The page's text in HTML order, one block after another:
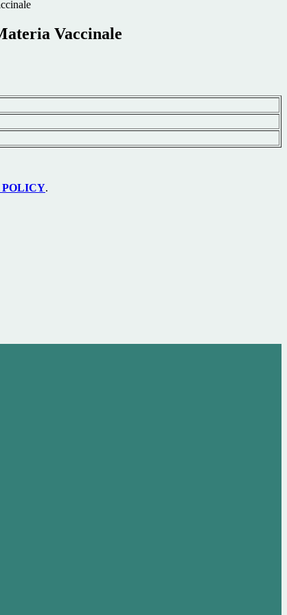
Vaccinale
POLICY.